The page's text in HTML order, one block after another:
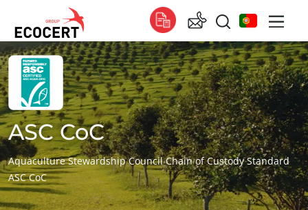
OS NOSSOS SERVIÇOS
Certificação
Formação
Consultoria
Global
Global (espanhol)
Global (francês)
Global (inglês)
África
Tunísia (francês)
ASC CoC
Aquaculture Stewardship Council Chain of Custody Standard
ASC CoC